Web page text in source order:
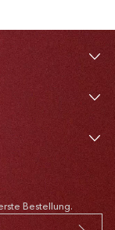
Bestellung.